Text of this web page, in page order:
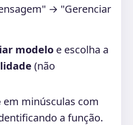
→ "Gerenciar
modelo e escolha a
(não
em minúsculas com
a função.